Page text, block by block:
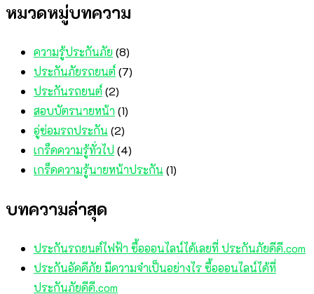
หมวดหมู่บทความ
ความรู้ประกันภัย(8)
ประกันภัยรถยนต์(7)
ประกันรถยนต์(2)
สอบบัตรนายหน้า(1)
อู่ซ่อมรถประกัน (2)
เกร็ดความรู้ทั่วไป(4)
เกร็ดความรู้นายหน้าประกัน (1)
บทความล่าสุด
ประกันรถยนต์ไฟฟ้า ซื้อออนไลน์ได้เลยที่ ประกันภัยดีดี.com
ประกันอัคคีภัย มีความจำเป็นอย่างไร ซื้อออนไลน์ได้ที่
ประกันภัยดีดี.com